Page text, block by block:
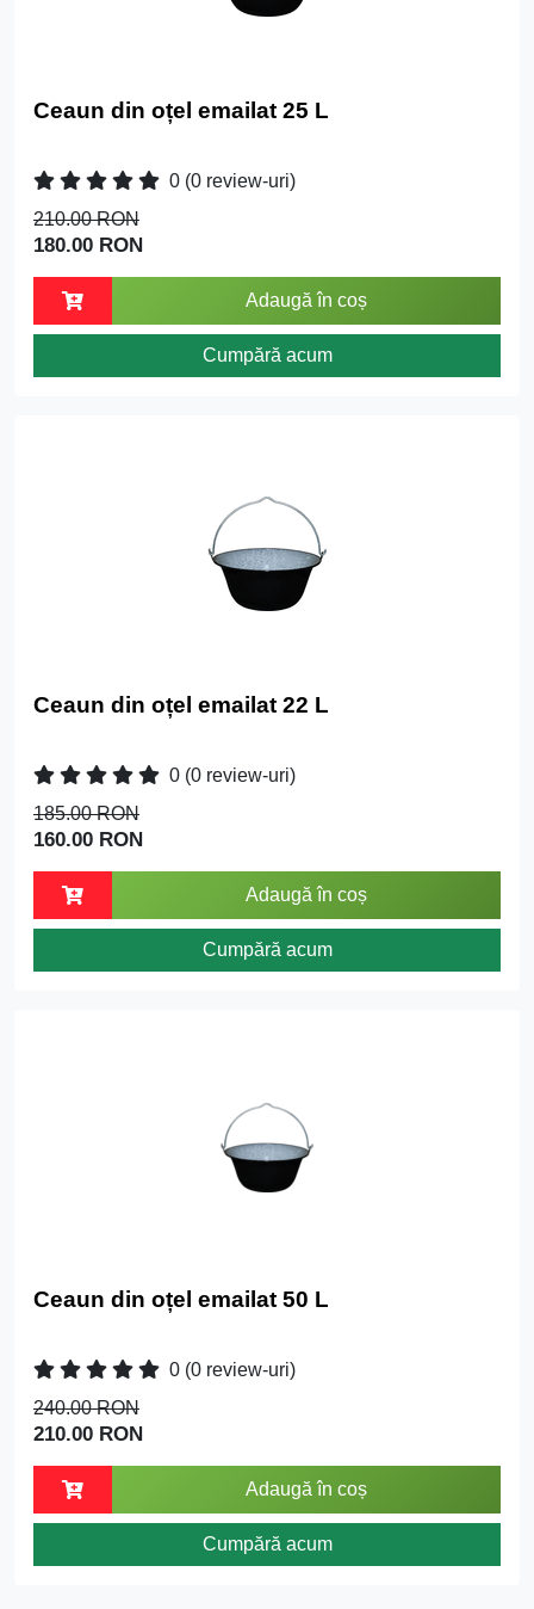
Ceaun din oțel emailat 25 L
0 (0 review-uri)
210.00 RON
180.00 RON
Adaugă în coș
Cumpără acum
Ceaun din oțel emailat 22 L
0 (0 review-uri)
185.00 RON
160.00 RON
Adaugă în coș
Cumpără acum
Ceaun din oțel emailat 50 L
0 (0 review-uri)
240.00 RON
210.00 RON
Adaugă în coș
Cumpără acum